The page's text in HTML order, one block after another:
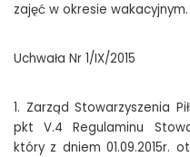
zajęć w okresie wakacyjnym.
Uchwała Nr 1/IX/2015
1. Zarząd Stowarzyszenia
pkt V.4 Regulaminu
który z dniem 01.09.2015r.